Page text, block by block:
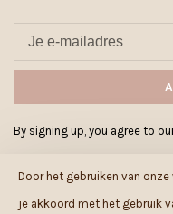
By signing up, you agree to
Door het gebruiken van onze
je akkoord met het gebruik